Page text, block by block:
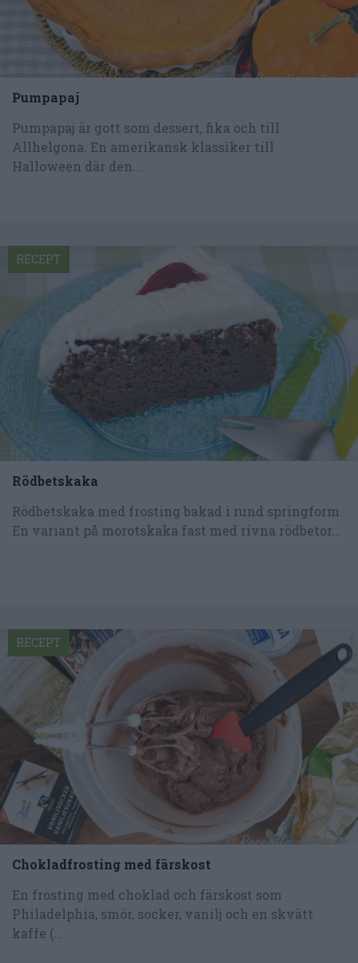
Pumpapaj
Pumpapaj är gott som dessert, fika och till
Allhelgona. En amerikansk klassiker till
Halloween där den...
Rödbetskaka
Rödbetskaka med frosting bakad i rund springform.
En variant på morotskaka fast med rivna rödbetor...
RECEPT
Chokladfrosting med färskost
En frosting med choklad och färskost som
Philadelphia, smör, socker, vanilj och en skvätt
kaffe (...
RECEPT